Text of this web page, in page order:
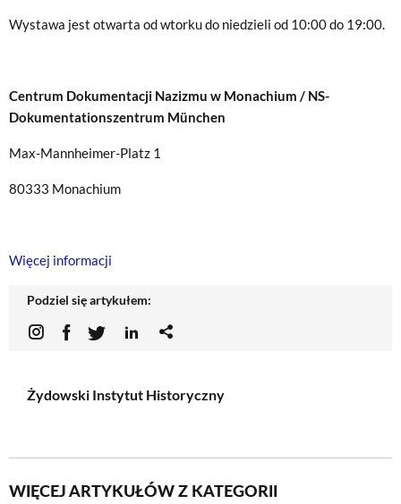
Wystawa jest otwarta od wtorku do niedzieli od 10:00 do 19:00.
Centrum Dokumentacji Nazizmu w Monachium / NS-
Dokumentationszentrum München
Max-Mannheimer-Platz 1
80333 Monachium
Więcej informacji
Podziel się artykułem:
Żydowski Instytut Historyczny
WIĘCEJ ARTYKUŁÓW Z KATEGORII